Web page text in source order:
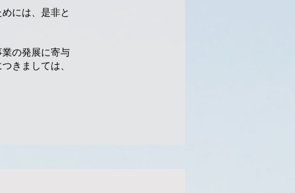
には、是非と
の発展に寄与
きましては、